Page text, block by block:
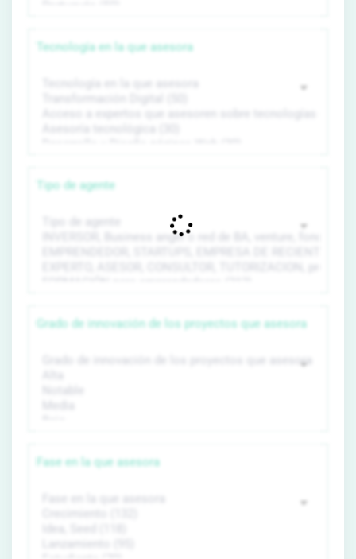
Tecnología en la que asesora
Tipo de agente
Grado de innovación de los proyectos que asesora
Fase en la que asesora